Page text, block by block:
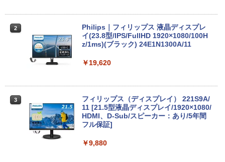
MS Office 2024 H&B 搭載｜Microsoft S
ン Windows11 Office付 13.5型｜Core i
キーボード付属 サーフェス サーフェイス
ノートパソコン
￥39,800
2
【★最大100%ポイント】おまかせ 中古
パソコン Windows XP Core i5 メモリ 4
GB HDD 500GB DVDドライブ搭載 リフ
マウスセット 中古 安心保証 初期設定不
￥16,800
【中古】NEC◆デスクトップパソコン L
インホワイト]//【パソコン】
2
Philips｜フィリップス 液晶ディスプレ
イ(23.8型/IPS/FullHD 1920×1080/100H
z/1ms)(ブラック) 24E1N1300A/11
￥19,620
3
フィリップス（ディスプレイ） 221S9A/
11 [21.5型液晶ディスプレイ/1920×1080/
HDMI、D-Sub/スピーカー：あり/5年間
フル保証]
￥9,880